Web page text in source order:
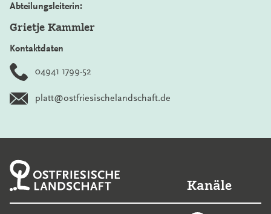
Abteilungsleiterin:
Grietje Kammler
Kontaktdaten
04941 1799-52
platt@ostfriesischelandschaft.de
Kanäle